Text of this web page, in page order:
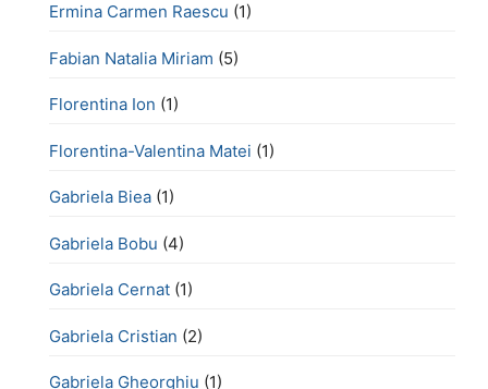
Ermina Carmen Raescu (1)
Fabian Natalia Miriam (5)
Florentina Ion (1)
Florentina-Valentina Matei (1)
Gabriela Biea (1)
Gabriela Bobu (4)
Gabriela Cernat (1)
Gabriela Cristian (2)
Gabriela Gheorghiu (1)